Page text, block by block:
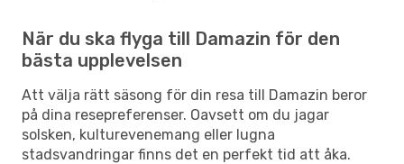
När du ska flyga till Damazin för den
bästa upplevelsen
Att välja rätt säsong för din resa till Damazin beror
på dina resepreferenser. Oavsett om du jagar
solsken, kulturevenemang eller lugna
stadsvandringar finns det en perfekt tid att åka.